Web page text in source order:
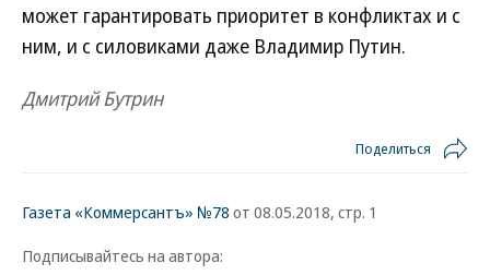
может гарантировать приоритет в конфликтах и с
ним, и с силовиками даже Владимир Путин.
Дмитрий Бутрин
Поделиться
Газета «Коммерсантъ» №78 от 08.05.2018, стр. 1
Подписывайтесь на автора: